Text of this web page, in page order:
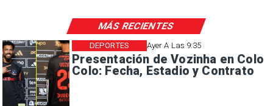
Ayer A Las 9:35
Presentación de Vozinha en Colo
Colo: Fecha, Estadio y Contrato
DEPORTES
MÁS RECIENTES